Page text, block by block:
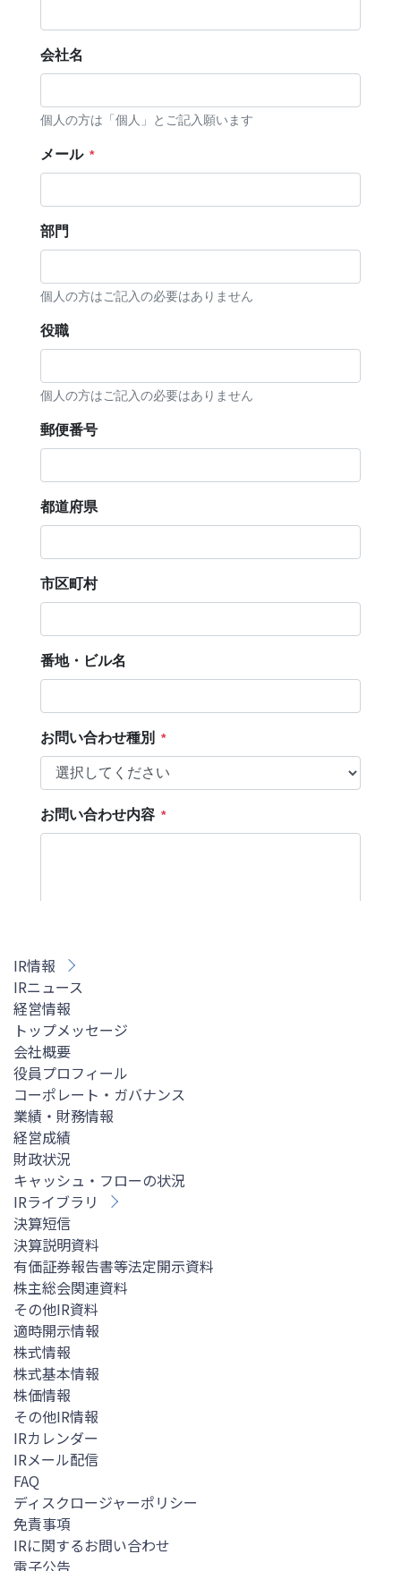
IR情報
IRニュース
経営情報
トップメッセージ
会社概要
役員プロフィール
コーポレート・ガバナンス
業績・財務情報
経営成績
財政状況
キャッシュ・フローの状況
IRライブラリ
決算短信
決算説明資料
有価証券報告書等法定開示資料
株主総会関連資料
その他IR資料
適時開示情報
株式情報
株式基本情報
株価情報
その他IR情報
IRカレンダー
IRメール配信
FAQ
ディスクロージャーポリシー
免責事項
IRに関するお問い合わせ
電子公告